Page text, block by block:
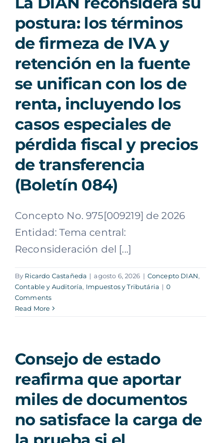
postura: los términos
de firmeza de IVA y
retención en la fuente
se unifican con los de
renta, incluyendo los
casos especiales de
pérdida fiscal y precios
de transferencia
(Boletín 084)
Concepto No. 975[009219] de 2026
Entidad: Tema central:
Reconsideración del [...]
By Ricardo Castañeda | agosto 6, 2026 | Concepto DIAN,
Contable y Auditoría, Impuestos y Tributária | 0
Comments
Read More
Consejo de estado
reafirma que aportar
miles de documentos
no satisface la carga de